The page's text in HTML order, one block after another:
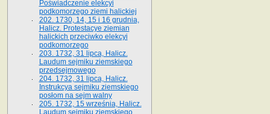
Poświadczenie elekcyi
podkomorzego ziemi halickiej
202. 1730, 14, 15 i 16 grudnia,
Halicz. Protestacye ziemian
halickich przeciwko elekcyi
podkomorzego
203. 1732, 31 lipca, Halicz.
Laudum sejmiku ziemskiego
przedsejmowego
204. 1732, 31 lipca, Halicz.
Instrukcya sejmiku ziemskiego
posłom na sejm walny
205. 1732, 15 września, Halicz.
Laudum sejmiku ziemskiego